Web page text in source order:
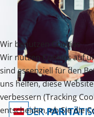
Wir benutzen Cookies
Wir nutzen Cookies auf
sind essenziell für den
uns helfen, diese
verbessern (Tracking
entscheiden, ob Sie die